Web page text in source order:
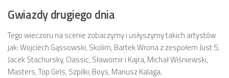
Gwiazdy drugiego dnia
Tego wieczoru na scenie zobaczymy i usłyszymy takich artystów
jak: Wojciech Gąssowski, Skolim, Bartek Wrona z zespołem Just 5,
Jacek Stachursky, Classic, Sławomir i Kajra, Michał Wiśniewski,
Masters, Top Girls, Szpilki, Boys, Mariusz Kalaga.